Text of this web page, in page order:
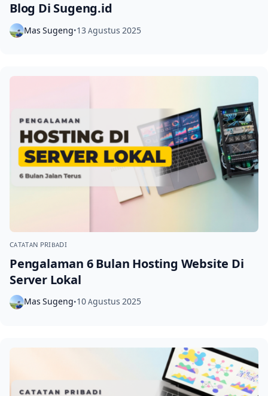
Blog Di Sugeng.id
Mas Sugeng•13 Agustus 2025
CATATAN PRIBADI
Pengalaman 6 Bulan Hosting Website Di
Server Lokal
Mas Sugeng•10 Agustus 2025